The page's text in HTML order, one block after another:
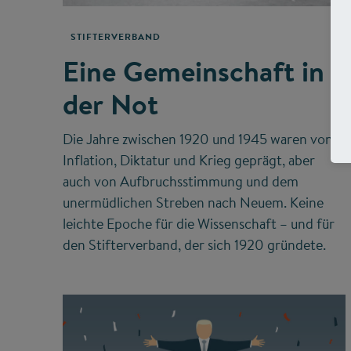
STIFTERVERBAND
Eine Gemeinschaft in
der Not
Die Jahre zwischen 1920 und 1945 waren von
Inflation, Diktatur und Krieg geprägt, aber
auch von Aufbruchsstimmung und dem
unermüdlichen Streben nach Neuem. Keine
leichte Epoche für die Wissenschaft – und für
den Stifterverband, der sich 1920 gründete.